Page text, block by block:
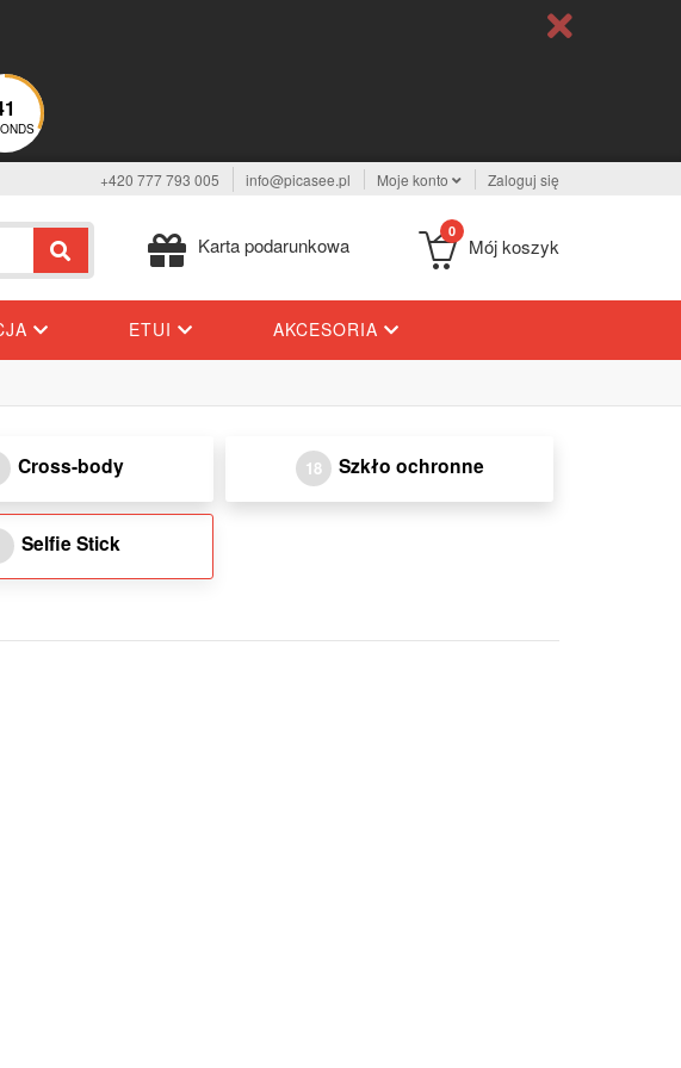
+420 777 793 005 info@picasee.pl Moje konto Zaloguj się
Karta podarunkowa
0
Mój koszyk
ETUI AKCESORIA
Cross-body 18 Szkło ochronne
Selfie Stick